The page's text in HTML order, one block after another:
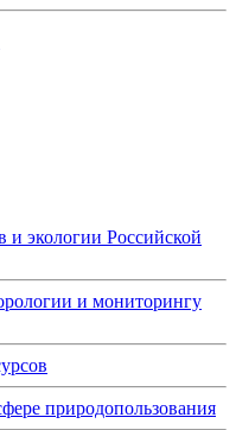
и экологии Российской
и мониторингу
природопользования